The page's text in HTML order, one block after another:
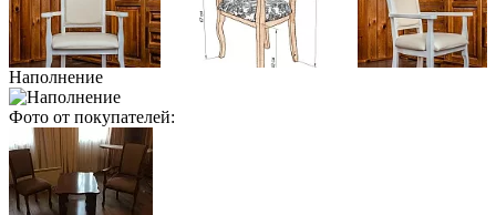
Наполнение
Фото от покупателей: